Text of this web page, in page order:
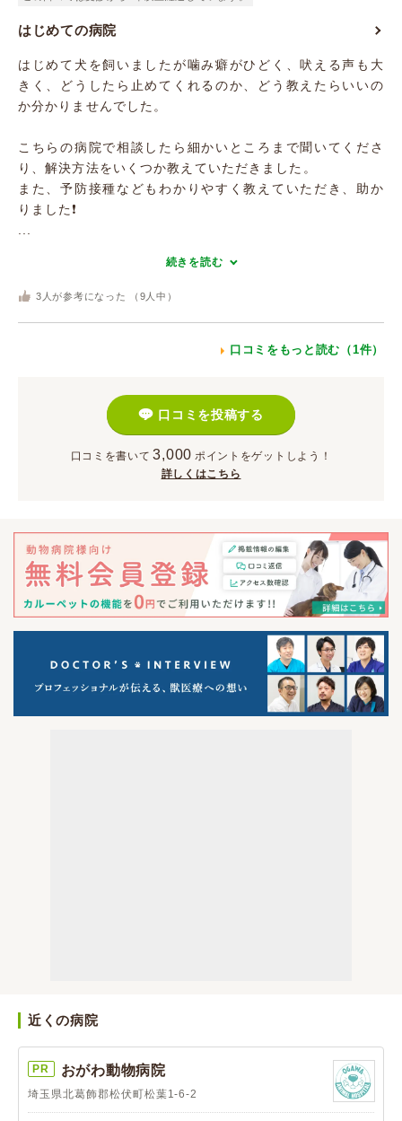
はじめての病院
はじめて犬を飼いましたが噛み癖がひどく、吠える声も大
きく、どうしたら止めてくれるのか、どう教えたらいいの
か分かりませんでした。
こちらの病院で相談したら細かいところまで聞いてくださ
り、解決方法をいくつか教えていただきました。
また、予防接種などもわかりやすく教えていただき、助か
りました❗
続きを読む
3 人が参考になった （ 9 人中）
口コミをもっと読む（1件）
口コミを投稿する
口コミを書いて 3,000 ポイント をゲットしよう！
詳しくはこちら
近くの病院
PR おがわ動物病院
埼玉県北葛飾郡松伏町松葉1-6-2